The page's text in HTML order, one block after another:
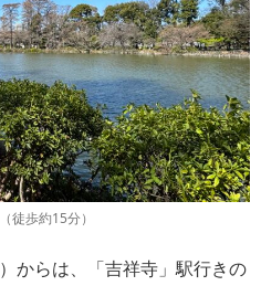
徒歩約15分）
からは、「吉祥寺」駅行きの